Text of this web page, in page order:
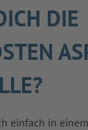
DIE
einfach in